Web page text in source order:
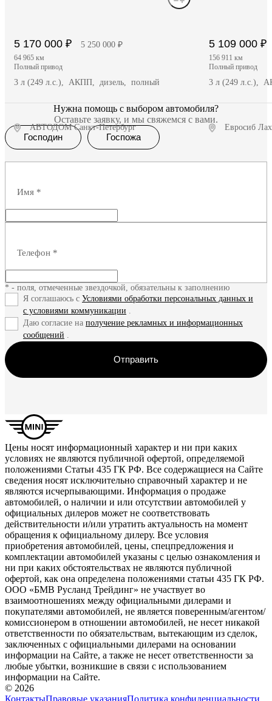
5 170 000 ₽ 5 250 000 ₽
64 965 км
полный привод
3 л (249 л.с.), АКПП, дизель, полный
АВТОДОМ Санкт-Петербург
Получить предложение
5 109 000 ₽
156 911 км
полный привод
3 л (249 л.с.),
Евросиб
Нужна помощь с выбором автомобиля?
Оставьте заявку, и мы свяжемся с вами.
Господин
Госпожа
Имя *
Телефон *
* - поля, отмеченные звездочкой, обязательны к заполнению
Я соглашаюсь с Условиями обработки персональных данных и
с условиями коммуникации .
Даю согласие на получение рекламных и информационных
сообщений .
Отправить
Цены носят информационный характер и ни при каких
условиях не являются публичной офертой, определяемой
положениями Статьи 435 ГК РФ. Все содержащиеся на Сайте
сведения носят исключительно справочный характер и не
являются исчерпывающими. Информация о продаже
автомобилей, о наличии и или отсутствии автомобилей у
официальных дилеров может не соответствовать
действительности и/или утратить актуальность на момент
обращения к официальному дилеру. Все условия
приобретения автомобилей, цены, спецпредложения и
комплектации автомобилей указаны с целью ознакомления и
ни при каких обстоятельствах не являются публичной
офертой, как она определена положениями статьи 435 ГК РФ.
ООО «БМВ Русланд Трейдинг» не участвует во
взаимоотношениях между официальными дилерами и
покупателями автомобилей, не является поверенным/агентом/
комиссионером в отношении автомобилей, не несет никакой
ответственности по обязательствам, вытекающим из сделок,
заключенных с официальными дилерами на основании
информации на Сайте, а также не несет ответственности за
любые убытки, возникшие в связи с использованием
информации на Сайте.
© 2026